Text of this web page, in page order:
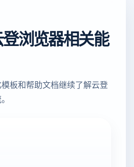
浏览器相关能
板和帮助文档继续了解云登